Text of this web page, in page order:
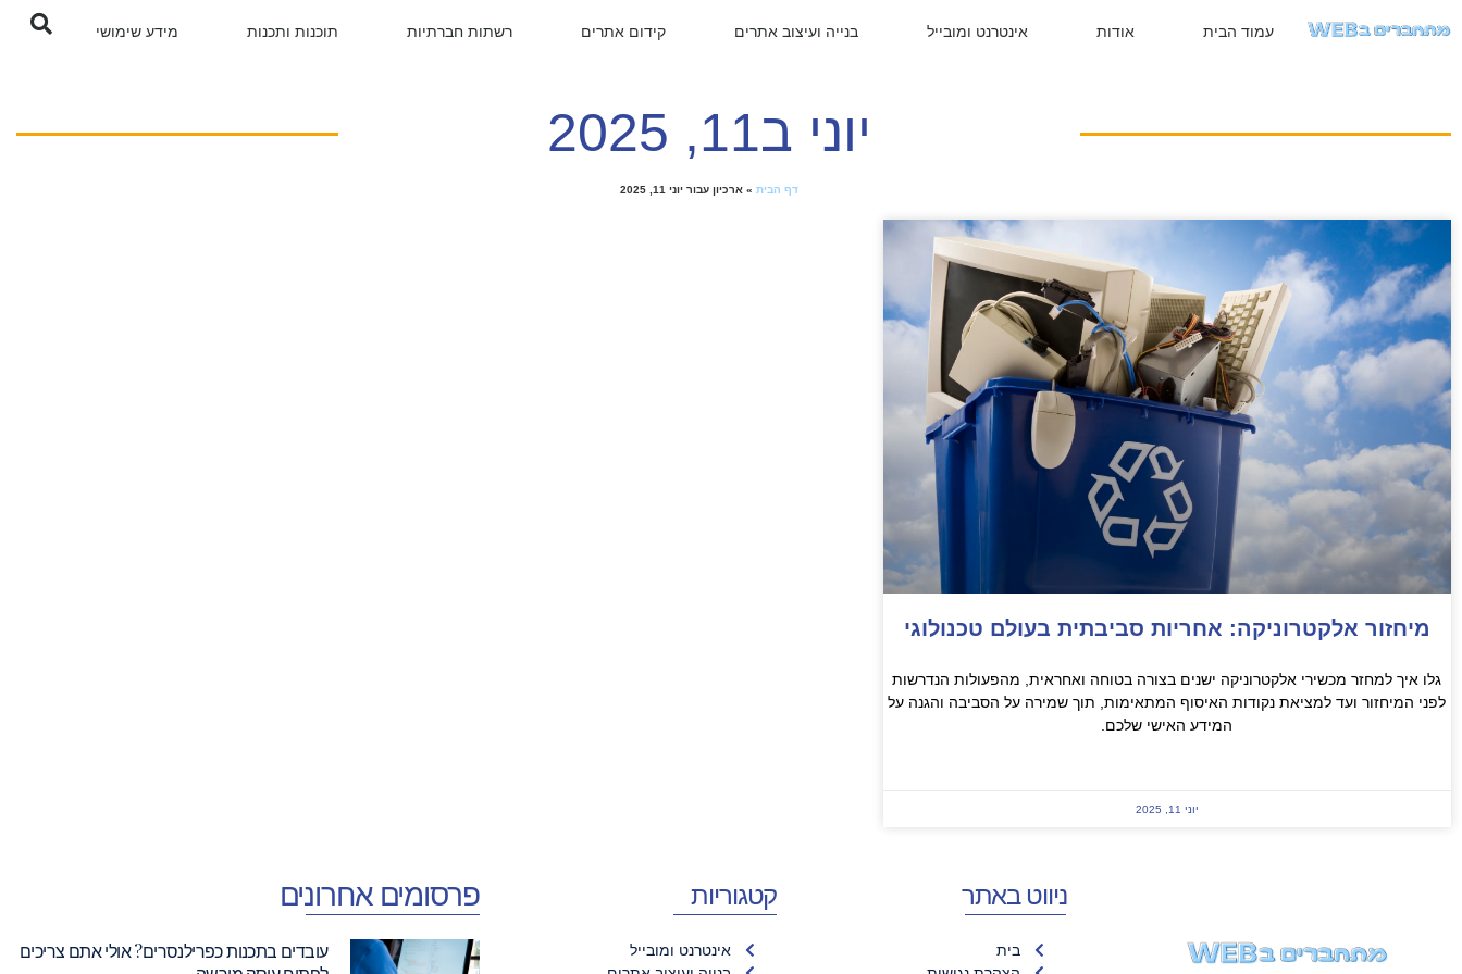
עמוד הבית אודות אינטרנט ומובייל בנייה ועיצוב אתרים קידום אתרים רשתות חברתיות תוכנות ותכנות מידע שימושי
יוני ב11, 2025
דף הבית» ארכיון עבור יוני 11, 2025
מיחזור אלקטרוניקה: אחריות סביבתית בעולם טכנולוגי
גלו איך למחזר מכשירי אלקטרוניקה ישנים בצורה בטוחה ואחראית, מהפעולות הנדרשות
לפני המיחזור ועד למציאת נקודות האיסוף המתאימות, תוך שמירה על הסביבה והגנה על
המידע האישי שלכם.
יוני 11, 2025
ניווט באתר
בית
קטגוריות
אינטרנט ומובייל
פרסומים אחרונים
עובדים בתכנות כפרילנסרים? אולי אתם צריכים